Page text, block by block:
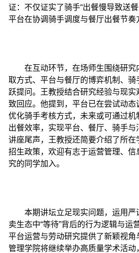
证：不仅证实了骑手“出餐慢导致送
平台在协调骑手调度与餐厅出餐节奏
在互动环节，在场师生围绕研究
取方式、平台与餐厅的博弈机制、骑
跃提问。王教授结合研究经验与现实
致回应。他提到，平台已在尝试动态
优化骑手考核方式，未来或可通过机
出餐效率，实现平台、餐厅、骑手与
讲座尾声，王教授还简要介绍了所在
招生政策，欢迎有志于运营管理、信
究的同学加入。
本期讲坛立足现实问题，运用严
卖生态中“等待”背后的行为逻辑与运
平台运营与劳动研究提供了新颖视角
管理学院将继续举办高质量学术活动